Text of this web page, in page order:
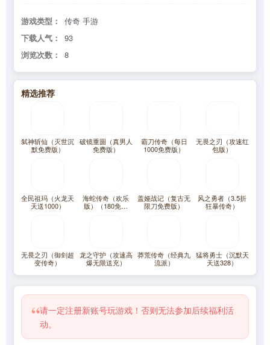
游戏类型：
传奇 手游
下载人气：
93
浏览次数：
8
精选推荐
弑神斩仙（灭世沉
默免费版）
破镜重圆（真男人
免费版）
霸刀传奇（每日
1000免费版）
无畏之刃（攻速红
包版）
全民祖玛（火龙天
天送1000）
海蛇传奇（欢乐
版）（180免费
盖娅战记（复古无
限刀免费版）
风之勇者（3.5折
狂暴传奇）
无畏之刃（御剑超
变传奇）
龙之守护（攻速高
爆无限送充）
莽荒传奇（经典九
流派）
猛将勇士（沉默天
天送328）
“请一定注册新账号玩游戏！否则无法参加后续福利活
动。